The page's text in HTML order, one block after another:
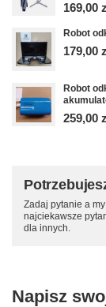
169,00
Robot
179,00
Robot
259,00
Zadaj pytanie a
najciekawsze
dla innych.
Napisz